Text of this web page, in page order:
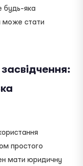
будь-яка
може стати
простого
мати юридичну